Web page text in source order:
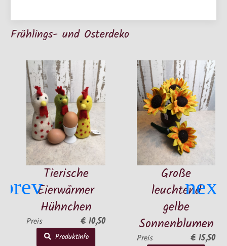
Frühlings- und Osterdeko
Tierische
Hühnchen
€ 10,50
Produktinfo
leuchtend
Sonnenblumen
€ 15,50 Preis